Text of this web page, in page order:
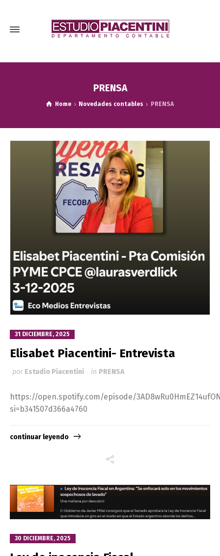
PRENSA
Home Novedades contables PRENSA
31 DICIEMBRE, 2025
Elisabet Piacentini- Entrevista
por Estudio Piacentini in PRENSA
https://open.spotify.com/episode/
si=b341507d366a4760
continuar leyendo
30 DICIEMBRE, 2025